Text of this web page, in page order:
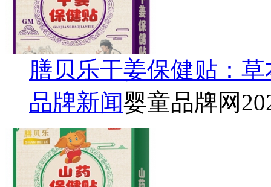
膳贝乐干姜保健贴：
品牌新闻婴童品牌网